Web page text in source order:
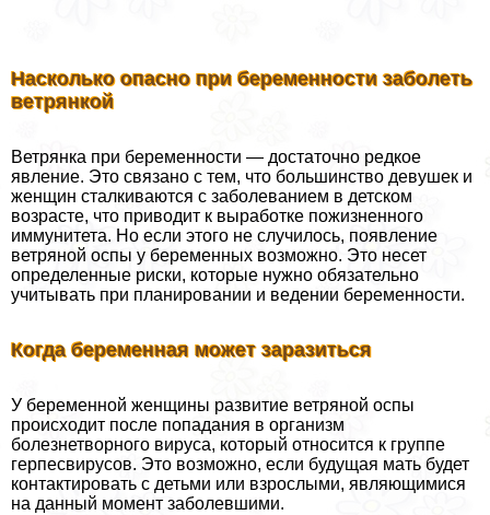
Насколько опасно при беременности заболеть
ветрянкой
Ветрянка при беременности — достаточно редкое
явление. Это связано с тем, что большинство дeвyшек и
женщин сталкиваются с заболеванием в детском
возрасте, что приводит к выработке пожизненного
иммунитета. Но если этого не случилось, появление
ветряной оспы у беременных возможно. Это несет
определенные риски, которые нужно обязательно
учитывать при планировании и ведении беременности.
Когда беременная может заразиться
У беременной женщины развитие ветряной оспы
происходит после попадания в организм
болезнетворного вируса, который относится к группе
гepпeсвирусов. Это возможно, если будущая мать будет
контактировать с детьми или взрослыми, являющимися
на данный момент заболевшими.